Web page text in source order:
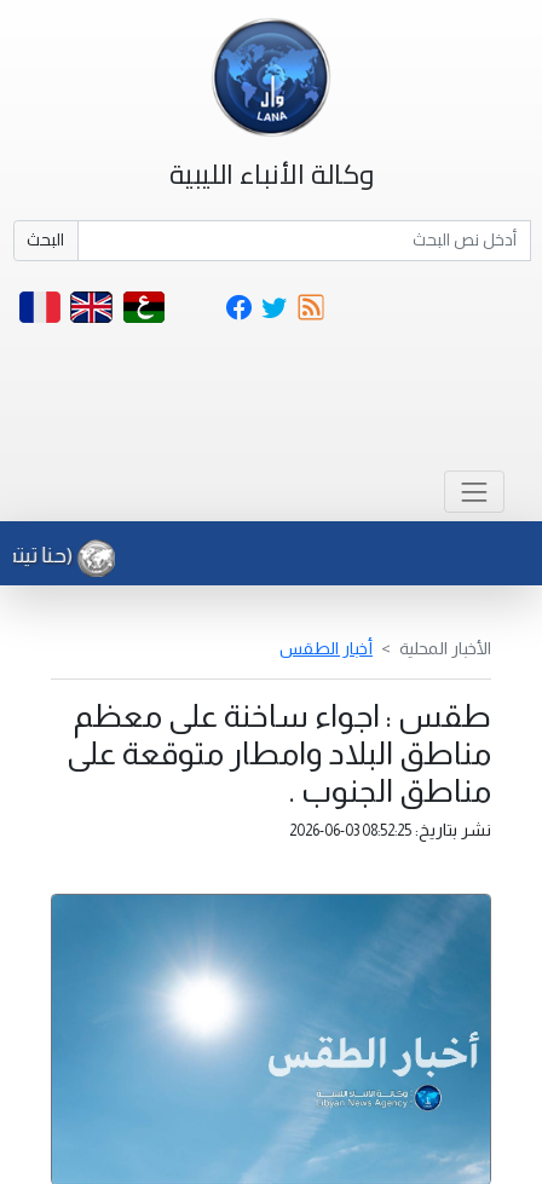
وكالة الأنباء الليبية
البحث
(حنا
الأخبار المحلية أخبار الطقس
طقس : اجواء ساخنة على معظم
مناطق البلاد وامطار متوقعة على
مناطق الجنوب .
نشر بتاريخ: 2026-06-03 08:52:25